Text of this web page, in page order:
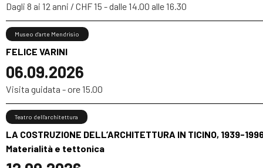
Dagli 8 ai 12 anni / CHF 15 - dalle 14.00 alle 16.30
FELICE VARINI
06.09.2026
Museo d’arte Mendrisio
Visita guidata - ore 15.00
LA COSTRUZIONE DELL’ARCHITETTURA IN TICINO, 1939-
Materialità e tettonica
Teatro dell’architettura